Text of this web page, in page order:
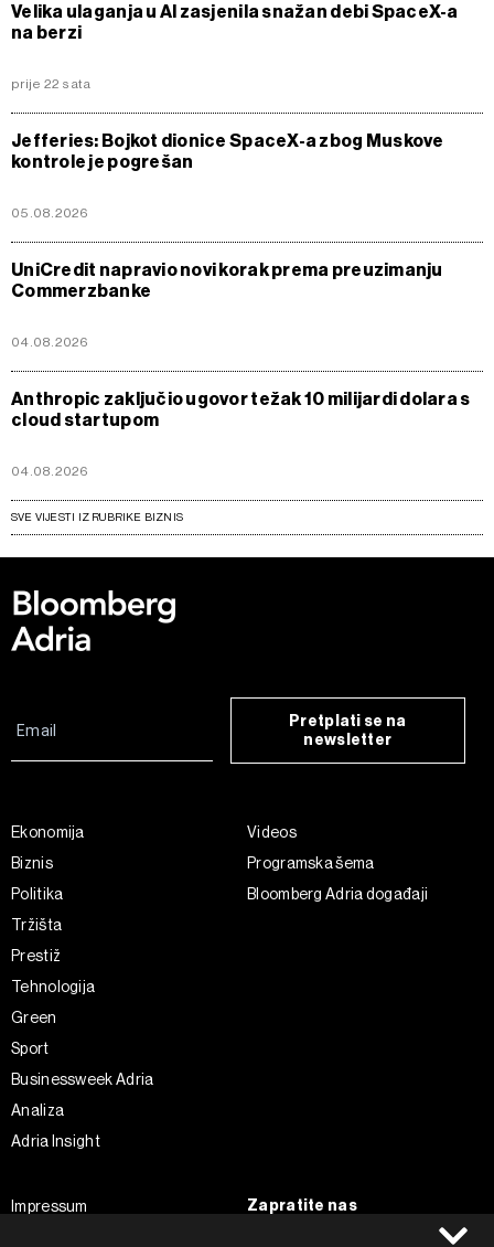
Velika ulaganja u AI zasjenila snažan debi SpaceX-a
na berzi
prije 22 sata
Jefferies: Bojkot dionice SpaceX-a zbog Muskove
kontrole je pogrešan
05.08.2026
UniCredit napravio novi korak prema preuzimanju
Commerzbanke
04.08.2026
Anthropic zaključio ugovor težak 10 milijardi dolara s
cloud startupom
04.08.2026
SVE VIJESTI IZ RUBRIKE BIZNIS
Pretplati se na
newsletter
Ekonomija
Biznis
Politika
Tržišta
Prestiž
Tehnologija
Green
Sport
Businessweek Adria
Analiza
Adria Insight
Videos
Programska šema
Bloomberg Adria događaji
Impressum
Zapratite nas